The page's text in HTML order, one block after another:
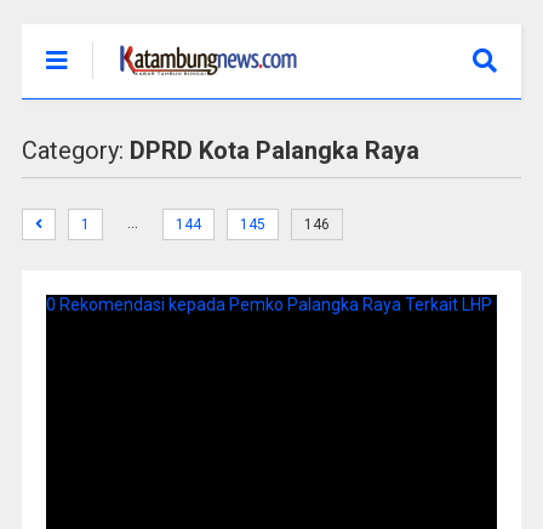
Category: DPRD Kota Palangka Raya
1 … 144 145 146